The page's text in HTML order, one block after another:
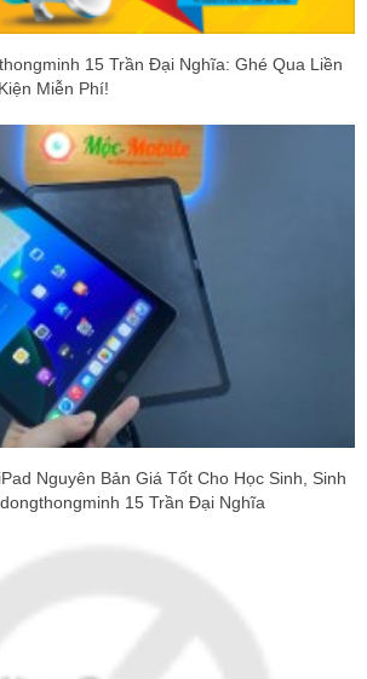
15 Trần Đại Nghĩa: Ghé Qua Liền
Miễn Phí!
Nguyên Bản Giá Tốt Cho Học Sinh, Sinh
15 Trần Đại Nghĩa